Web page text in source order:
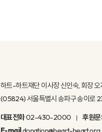
하트-하트재단 이사장 신인숙, 회장 오
(05824) 서울특별시 송파구 송이로
대표전화02-430-2000 후원